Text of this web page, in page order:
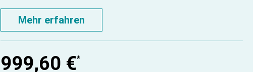
Mehr erfahren
999,60 €*